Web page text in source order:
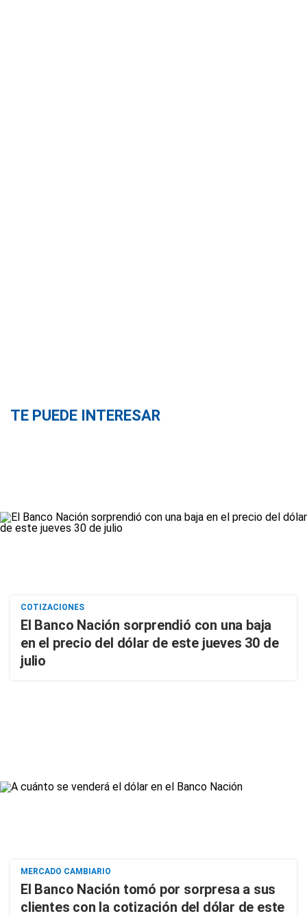
TE PUEDE INTERESAR
COTIZACIONES
El Banco Nación sorprendió con una baja
en el precio del dólar de este jueves 30 de
julio
MERCADO CAMBIARIO
El Banco Nación tomó por sorpresa a sus
clientes con la cotización del dólar de este